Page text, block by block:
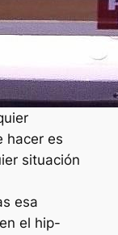
hacer es
situación
esa
el hip-